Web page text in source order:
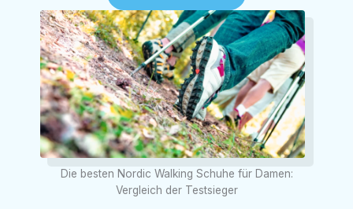
Die besten Nordic Walking Schuhe für Damen:
Vergleich der Testsieger